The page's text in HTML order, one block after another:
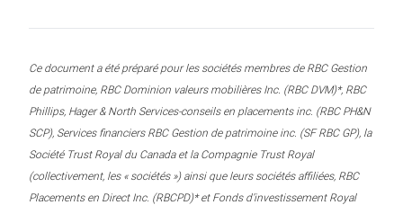
Ce document a été préparé pour les sociétés membres de RBC Gestion
de patrimoine, RBC Dominion valeurs mobilières Inc. (RBC DVM)*, RBC
Phillips, Hager & North Services-conseils en placements inc. (RBC PH&N
SCP), Services financiers RBC Gestion de patrimoine inc. (SF RBC GP), la
Société Trust Royal du Canada et la Compagnie Trust Royal
(collectivement, les « sociétés ») ainsi que leurs sociétés affiliées, RBC
Placements en Direct Inc. (RBCPD)* et Fonds d’investissement Royal